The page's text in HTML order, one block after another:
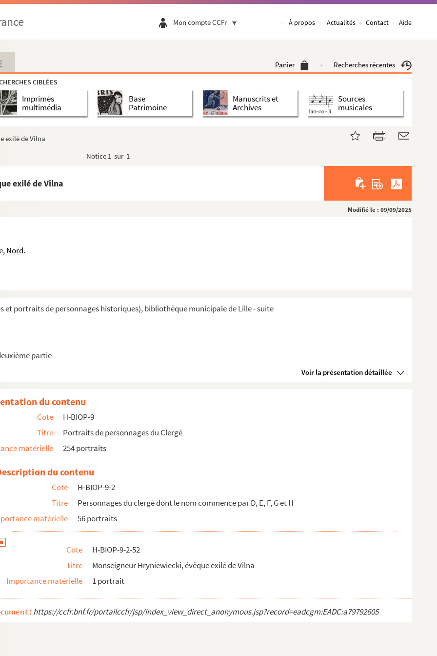
Mon compte CCFr À propos Actualités Contact Aide
Panier Recherches récentes
CIBLÉES
Imprimés
multimédia
Base
Patrimoine
Manuscrits et
Archives
Sources
musicales
exilé de Vilna
Notice 1 sur 1
exilé de Vilna
Modifié le : 09/09/2025
Nord.
et portraits de personnages historiques), bibliothèque municipale de Lille ​- suite
partie
Voir la présentation détaillée
des Augustins de l'Assomption en Orient
d'Aix
de Versailles
Pairs
de Paris
de Paris
de Paris
de Paris
de Paris
de Vilna
de Vilna
Brest
Brest
par I, J, K, L et P
du contenu
Cote
H-BIOP-9
Titre
Portraits de personnages du Clergé
matérielle
254 portraits
du contenu
Cote
H-BIOP-9-2
Titre
Personnages du clergé dont le nom commence par D, E, F, G et H
matérielle
56 portraits
Cote
H-BIOP-9-2-52
Titre
Monseigneur Hryniewiecki, évêque exilé de Vilna
Importance matérielle
1 portrait
: https://ccfr.bnf.fr/portailccfr/jsp/index_view_direct_anonymous.jsp?record=eadcgm:EADC:a79792605